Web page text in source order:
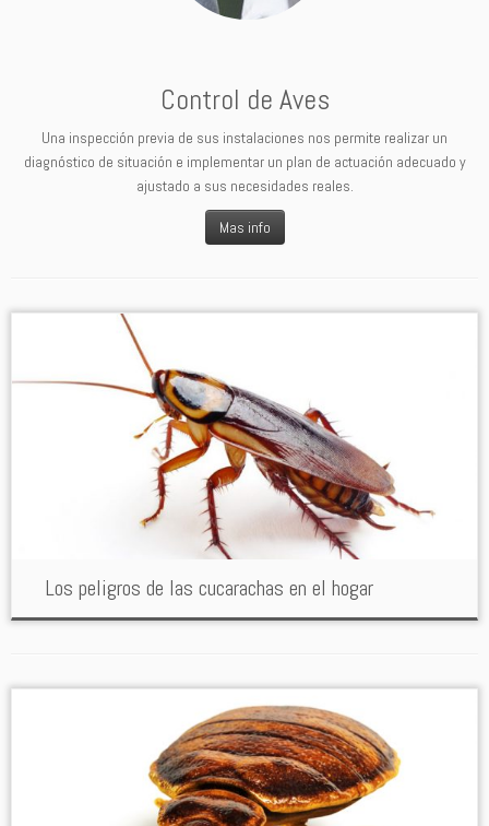
Control de Aves
Una inspección previa de sus instalaciones nos permite realizar un
diagnóstico de situación e implementar un plan de actuación adecuado y
ajustado a sus necesidades reales.
Mas info
Los peligros de las cucarachas en el hogar